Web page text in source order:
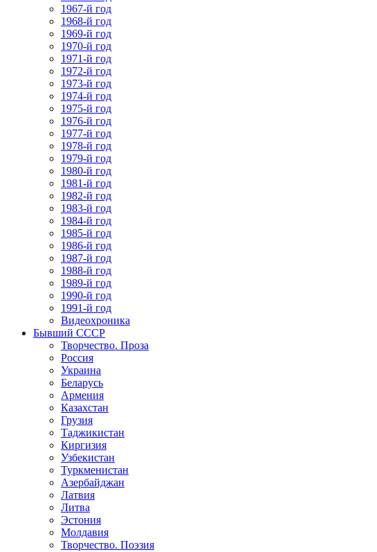
1967-й год
1968-й год
1969-й год
1970-й год
1971-й год
1972-й год
1973-й год
1974-й год
1975-й год
1976-й год
1977-й год
1978-й год
1979-й год
1980-й год
1981-й год
1982-й год
1983-й год
1984-й год
1985-й год
1986-й год
1987-й год
1988-й год
1989-й год
1990-й год
1991-й год
Видеохроника
Бывший СССР
Творчество. Проза
Россия
Украина
Беларусь
Армения
Казахстан
Грузия
Таджикистан
Киргизия
Узбекистан
Туркменистан
Азербайджан
Латвия
Литва
Эстония
Молдавия
Творчество. Поэзия